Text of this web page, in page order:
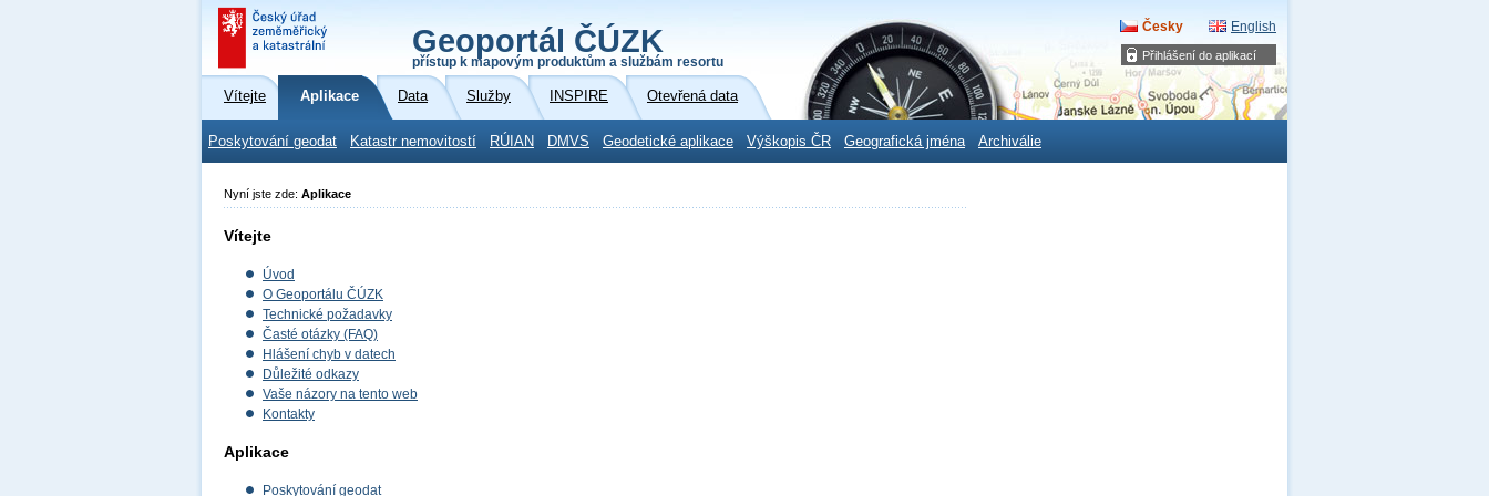
Přihlášení do aplikací
Geoportál ČÚZK
přístup k mapovým produktům a službám resortu
Česky English
Vítejte Aplikace Data Služby INSPIRE Otevřená data
Poskytování geodat Katastr nemovitostí RÚIAN DMVS Geodetické aplikace Výškopis ČR Geografická jména Archiválie
Nyní jste zde: Aplikace
Vítejte
Úvod
O Geoportálu ČÚZK
Technické požadavky
Časté otázky (FAQ)
Hlášení chyb v datech
Důležité odkazy
Vaše názory na tento web
Kontakty
Aplikace
Poskytování geodat